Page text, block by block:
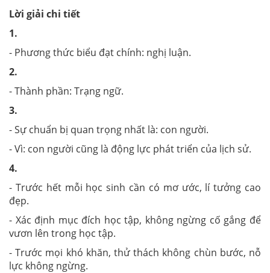
Lời giải chi tiết
1.
- Phương thức biểu đạt chính: nghị luận.
2.
- Thành phần: Trạng ngữ.
3.
- Sự chuẩn bị quan trọng nhất là: con người.
- Vì: con người cũng là động lực phát triển của lịch sử.
4.
- Trước hết mỗi học sinh cần có mơ ước, lí tưởng cao
đẹp.
- Xác định mục đích học tập, không ngừng cố gắng để
vươn lên trong học tập.
- Trước mọi khó khăn, thử thách không chùn bước, nỗ
lực không ngừng.